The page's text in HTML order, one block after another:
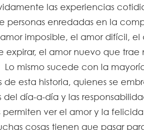
las experiencias
personas enredadas en la
imposible, el amor difícil, el
expirar, el amor nuevo que trae
Lo mismo sucede con la
de esta historia, quienes se
del día-a-día y las
permiten ver el amor y la
cosas tienen que pasar